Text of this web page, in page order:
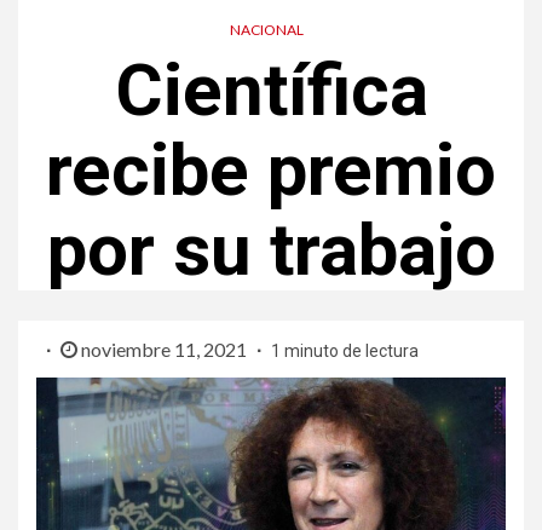
NACIONAL
Científica
recibe premio
por su trabajo
noviembre 11, 2021 1 minuto de lectura